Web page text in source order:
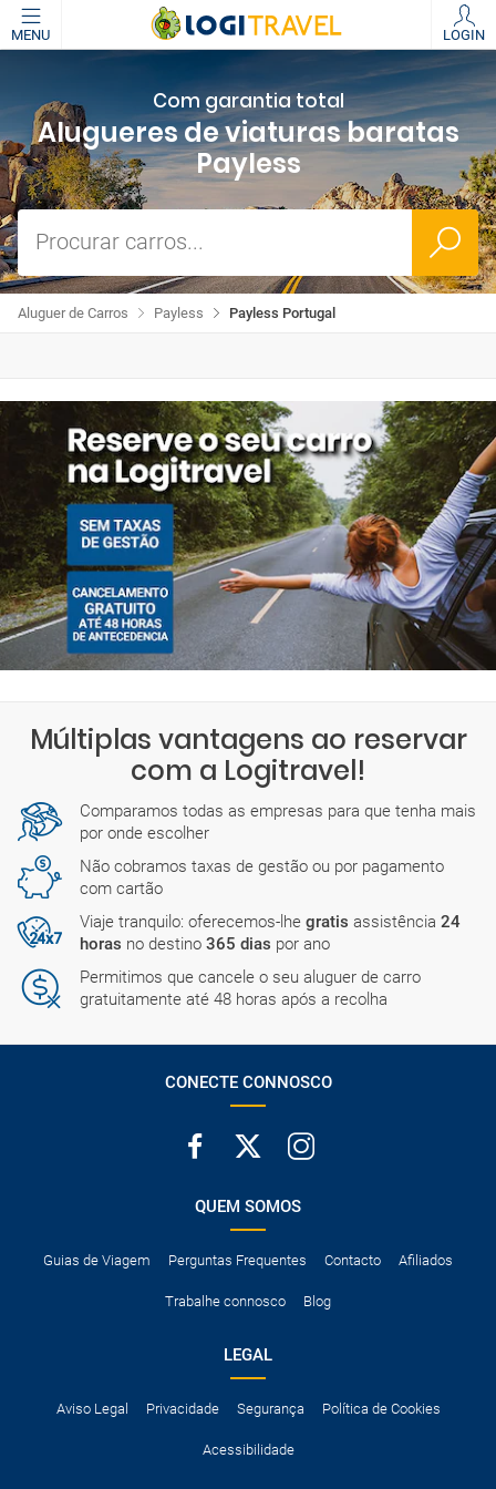
MENU LOGIN
Com garantia total
Alugueres de viaturas baratas
Payless
Procurar carros...
Payless Portugal
Payless
Aluguer de Carros
Múltiplas vantagens ao reservar
com a Logitravel!
Comparamos todas as empresas para que tenha mais
por onde escolher
Não cobramos taxas de gestão ou por pagamento
com cartão
Viaje tranquilo: oferecemos-lhe gratis assistência 24
horas no destino 365 dias por ano
Permitimos que cancele o seu aluguer de carro
gratuitamente até 48 horas após a recolha
CONECTE CONNOSCO
QUEM SOMOS
Guias de Viagem Perguntas Frequentes Contacto Afiliados
Trabalhe connosco Blog
LEGAL
Aviso Legal Privacidade Segurança Política de Cookies
Acessibilidade